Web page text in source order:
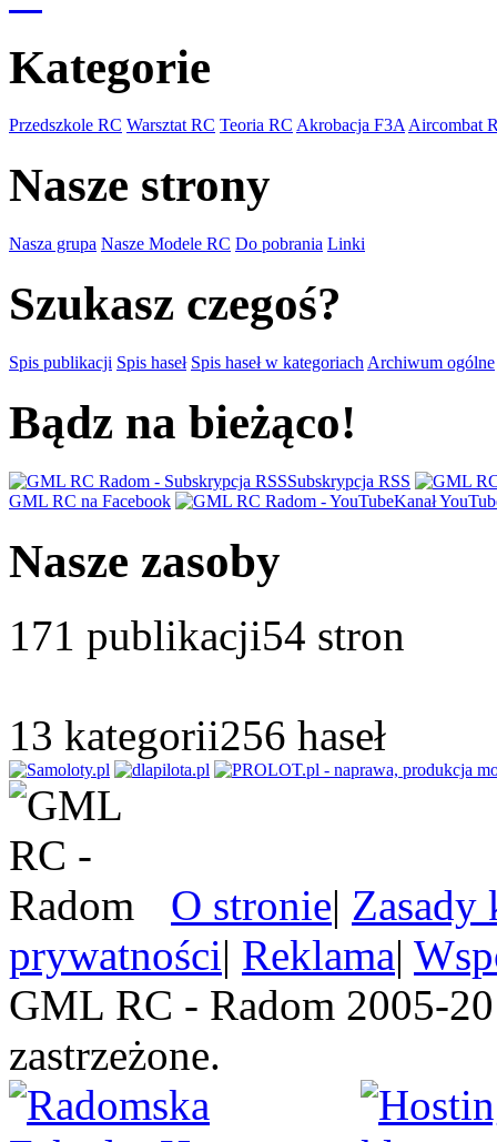
Kategorie
Przedszkole RC Warsztat RC Teoria RC Akrobacja F3AAircombat
Nasze strony
Nasza grupa Nasze Modele RC Do pobrania Linki
Szukasz czegoś?
Spis publikacji Spis haseł Spis haseł w kategoriach Archiwum ogólne
Bądz na bieżąco!
Subskrypcja RSS
GML RC na Facebook
Kanał
Nasze zasoby
171 publikacji54 stron
13 kategorii256 haseł
O stronie| Zasady
prywatności| Reklama|
GML RC - Radom 2005-
zastrzeżone.